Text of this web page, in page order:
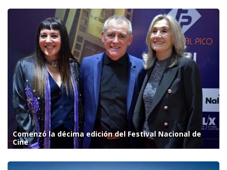
Comenzó la décima edición del Festival Nacional de
Cine